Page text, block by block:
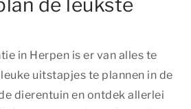
de leukste
in Herpen is er van alles te
uitstapjes te plannen in de
dierentuin en ontdek allerlei